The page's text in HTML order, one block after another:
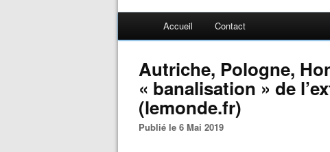
Accueil Contact
Autriche, Pologne,
« banalisation » de
(lemonde.fr)
Publié le 6 Mai 2019